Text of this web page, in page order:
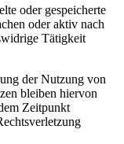
oder gespeicherte
oder aktiv nach
Tätigkeit
der Nutzung von
bleiben hiervon
Zeitpunkt